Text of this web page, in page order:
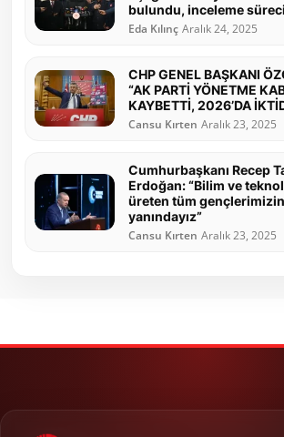
bulundu, inceleme süreci
Eda Kılınç Aralık 24, 2025
CHP GENEL BAŞKANI
“AK PARTİ YÖNETME
KAYBETTİ, 2026’DA
Cansu Kırten Aralık 23, 2025
Cumhurbaşkanı Recep
Erdoğan: “Bilim ve
üreten tüm
yanındayız”
Cansu Kırten Aralık 23, 2025